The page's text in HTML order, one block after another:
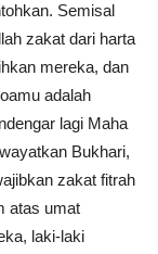
Semisal
zakat dari harta
mereka, dan
adalah
lagi Maha
Bukhari,
zakat fitrah
atas umat
laki-laki